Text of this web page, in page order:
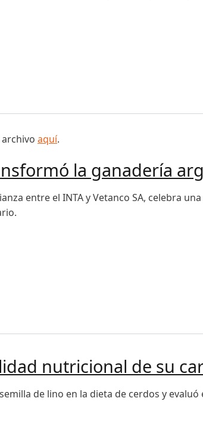
aquí.
la ganadería
entre el INTA y Vetanco SA, celebra
nutricional de su
de lino en la dieta de cerdos y